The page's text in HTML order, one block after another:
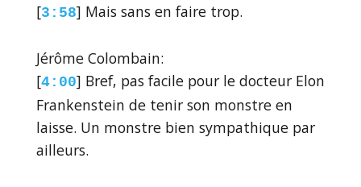
[3:58] Mais sans en faire trop.
Jérôme Colombain:
[4:00] Bref, pas facile pour le docteur Elon
Frankenstein de tenir son monstre en
laisse. Un monstre bien sympathique par
ailleurs.